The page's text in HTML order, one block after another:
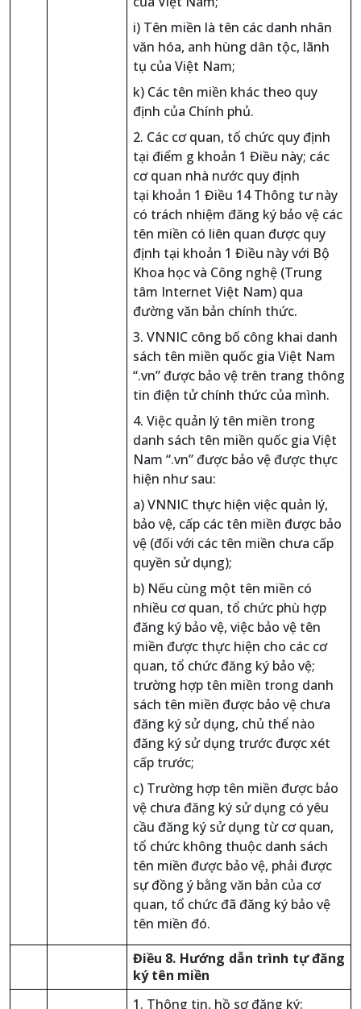
i) Tên miền là tên các danh nhân
văn hóa, anh hùng dân tộc, lãnh
tụ của Việt Nam;
k) Các tên miền khác theo quy
định của Chính phủ.
2. Các cơ quan, tổ chức quy định
tại điểm g khoản 1 Điều này; các
cơ quan nhà nước quy định
tại khoản 1 Điều 14 Thông tư này
có trách nhiệm đăng ký bảo vệ các
tên miền có liên quan được quy
định tại khoản 1 Điều này với Bộ
Khoa học và Công nghệ (Trung
tâm Internet Việt Nam) qua
đường văn bản chính thức.
3. VNNIC công bố công khai danh
sách tên miền quốc gia Việt Nam
“.vn” được bảo vệ trên trang thông
tin điện tử chính thức của mình.
4. Việc quản lý tên miền trong
danh sách tên miền quốc gia Việt
Nam “.vn” được bảo vệ được thực
hiện như sau:
a) VNNIC thực hiện việc quản lý,
bảo vệ, cấp các tên miền được bảo
vệ (đối với các tên miền chưa cấp
quyền sử dụng);
b) Nếu cùng một tên miền có
nhiều cơ quan, tổ chức phù hợp
đăng ký bảo vệ, việc bảo vệ tên
miền được thực hiện cho các cơ
quan, tổ chức đăng ký bảo vệ;
trường hợp tên miền trong danh
sách tên miền được bảo vệ chưa
đăng ký sử dụng, chủ thể nào
đăng ký sử dụng trước được xét
cấp trước;
c) Trường hợp tên miền được bảo
vệ chưa đăng ký sử dụng có yêu
cầu đăng ký sử dụng từ cơ quan,
tổ chức không thuộc danh sách
tên miền được bảo vệ, phải được
sự đồng ý bằng văn bản của cơ
quan, tổ chức đã đăng ký bảo vệ
tên miền đó.
Điều 8. Hướng dẫn trình tự đăng
ký tên miền
1. Thông tin, hồ sơ đăng ký: